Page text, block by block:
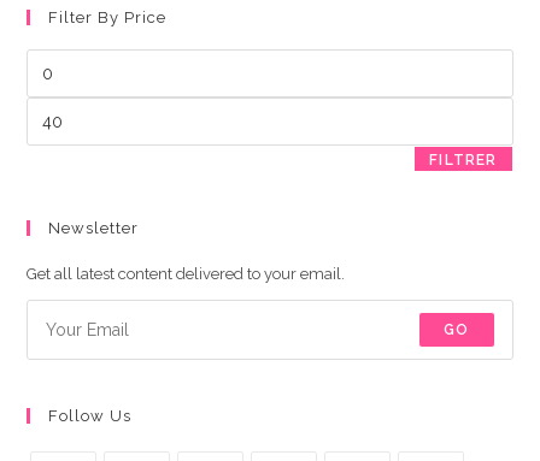
Filter By Price
max
FILTRER
Newsletter
Get all latest content delivered to your email.
GO
Follow Us